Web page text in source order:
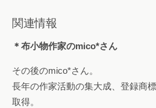
関連情報
＊布小物作家のmico*さん
その後のmico*さん。
長年の作家活動の集大成、登録商
取得。